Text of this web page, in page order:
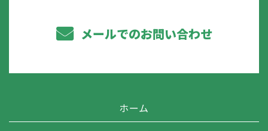
メールでのお問い合わせ
ホーム